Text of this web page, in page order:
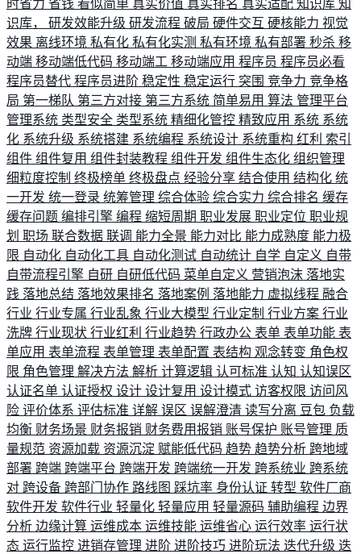
时省力 省钱 看似简单 真实价值 真实排名 真实适配 知识库 知
识库， 研发效能升级 研发流程 破局 硬件交互 硬核能力 视觉
效果 离线环境 私有化 私有化实测 私有环境 私有部署 秒杀 移
动端 移动端低代码 移动端工 移动端应用 程序员 程序员必看
程序员替代 程序员进阶 稳定性 稳定运行 突围 竞争力 竞争格
局 第一梯队 第三方对接 第三方系统 简单易用 算法 管理平台
管理系统 类型安全 类型系统 精细化管控 精致应用 系统 系统
化 系统升级 系统搭建 系统编程 系统设计 系统重构 红利 索引
组件 组件复用 组件封装教程 组件开发 组件生态化 组织管理
细粒度控制 终极榜单 终极盘点 经验分享 结合使用 结构化 统
一开发 统一登录 统筹管理 综合体验 综合实力 综合排名 缓存
缓存问题 编排引擎 编程 缩短周期 职业发展 职业定位 职业规
划 职场 联合数据 联调 能力全景 能力对比 能力成熟度 能力极
限 自动化 自动化工具 自动化测试 自动统计 自学 自定义 自带
自带流程引擎 自研 自研低代码 菜单自定义 营销泡沫 落地实
践 落地总结 落地效果排名 落地案例 落地能力 虚拟线程 融合
行业 行业专属 行业乱象 行业大模型 行业定制 行业方案 行业
洗牌 行业现状 行业红利 行业趋势 行政办公 表单 表单功能 表
单应用 表单流程 表单管理 表单配置 表结构 观念转变 角色权
限 角色管理 解决方法 解析 计算逻辑 认可标准 认知 认知误区
认证名单 认证授权 设计 设计复用 设计模式 访客权限 访问风
险 评价体系 评估标准 详解 误区 误解澄清 读写分离 豆包 负载
均衡 财务场景 财务报销 财务费用报销 账号保护 账号管理 质
量规范 资源加载 资源沉淀 赋能低代码 趋势 趋势分析 跨地域
部署 跨端 跨端平台 跨端开发 跨端统一开发 跨系统业 跨系统
对 跨设备 跨部门协作 路线图 踩坑率 身份认证 转型 软件厂商
软件开发 软件行业 轻量化 轻量应用 轻量源码 辅助编程 边界
分析 边缘计算 运维成本 运维技能 运维省心 运行效率 运行状
态 运行监控 进销存管理 进阶 进阶技巧 进阶玩法 迭代升级 迭